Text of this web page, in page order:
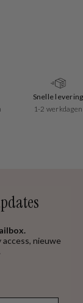
Snelle levering
1-2 werkdagen
nieuwe